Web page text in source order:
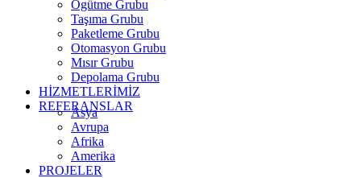
Ögütme Grubu
Taşıma Grubu
Paketleme Grubu
Otomasyon Grubu
Mısır Grubu
Depolama Grubu
HİZMETLERİMİZ
REFERANSLAR
Asya
Avrupa
Afrika
Amerika
PROJELER